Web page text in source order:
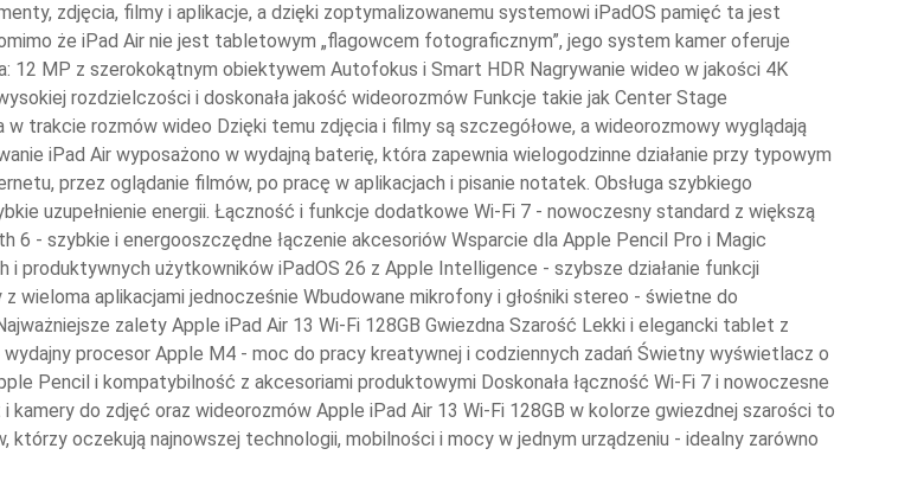
zdjęcia, filmy i aplikacje, a dzięki zoptymalizowanemu systemowi iPadOS pamięć ta jest
że iPad Air nie jest tabletowym „flagowcem fotograficznym”, jego system kamer oferuje
12 MP z szerokokątnym obiektywem Autofokus i Smart HDR Nagrywanie wideo w jakości 4K
rozdzielczości i doskonała jakość wideorozmów Funkcje takie jak Center Stage
trakcie rozmów wideo Dzięki temu zdjęcia i filmy są szczegółowe, a wideorozmowy wyglądają
iPad Air wyposażono w wydajną baterię, która zapewnia wielogodzinne działanie przy typowym
przez oglądanie filmów, po pracę w aplikacjach i pisanie notatek. Obsługa szybkiego
uzupełnienie energii. Łączność i funkcje dodatkowe Wi-Fi 7 - nowoczesny standard z większą
6 - szybkie i energooszczędne łączenie akcesoriów Wsparcie dla Apple Pencil Pro i Magic
i produktywnych użytkowników iPadOS 26 z Apple Intelligence - szybsze działanie funkcji
wieloma aplikacjami jednocześnie Wbudowane mikrofony i głośniki stereo - świetne do
zalety Apple iPad Air 13 Wi-Fi 128GB Gwiezdna Szarość Lekki i elegancki tablet z
wydajny procesor Apple M4 - moc do pracy kreatywnej i codziennych zadań Świetny wyświetlacz o
Pencil i kompatybilność z akcesoriami produktowymi Doskonała łączność Wi-Fi 7 i nowoczesne
do zdjęć oraz wideorozmów Apple iPad Air 13 Wi-Fi 128GB w kolorze gwiezdnej szarości to
którzy oczekują najnowszej technologii, mobilności i mocy w jednym urządzeniu - idealny zarówno